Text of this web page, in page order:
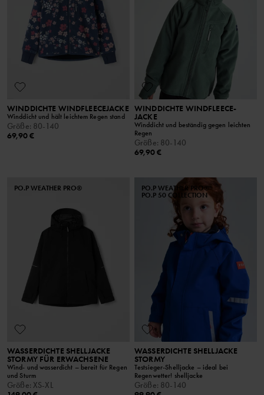
WINDDICHTE WINDFLEECEJACKE
Winddicht und hält leichtem Regen stand
Größe: 80-140
69,90 €
WINDDICHTE WINDFLEECE-
JACKE
Winddicht und beständig gegen leichten
Regen
Größe: 80-140
69,90 €
PO.P WEATHER PRO®
WASSERDICHTE SHELLJACKE
STORMY FÜR ERWACHSENE
Wind- und wasserdicht – bereit für Regen
und Sturm
Größe: XS-XL
PO.P WEATHER PRO®
PO.P 50 COLLECTION
WASSERDICHTE SHELLJACKE
STORMY
Testsieger-Shelljacke – ideal bei
Regenwetter! shelljacke
Größe: 80-140